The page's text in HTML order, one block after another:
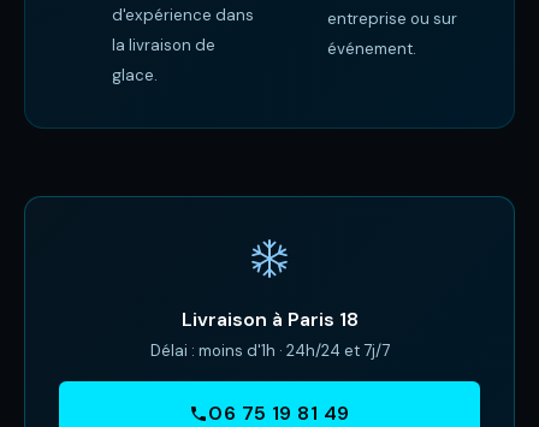
d'expérience dans
la livraison de
glace.
entreprise ou sur
événement.
Livraison à Paris 18
Délai : moins d'1h · 24h/24 et 7j/7
06 75 19 81 49